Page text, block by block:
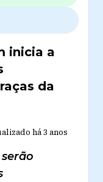
inicia a
da
há 3 anos